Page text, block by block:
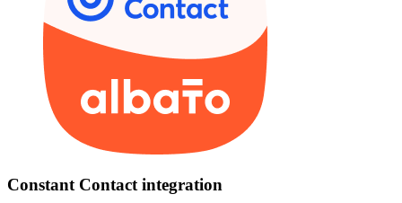
Constant Contact integration